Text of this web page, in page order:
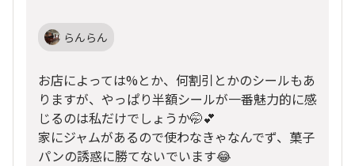
らんらん
お店によっては%とか、何割引とかのシールもあ
りますが、やっぱり半額シールが一番魅力的に感
じるのは私だけでしょうか🤭💕
家にジャムがあるので使わなきゃなんでず、菓子
パンの誘惑に勝てないでいます😂